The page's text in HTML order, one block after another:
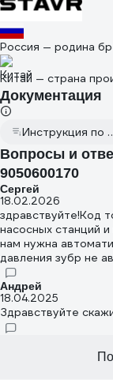
Россия — родина
Китай — страна
Документация
Вопросы и
9050600170
Сергей
18.02.2026
здравствуйте!Код
насосных станций
нам нужна
давления зубр не
Андрей
18.04.2025
Здравствуйте